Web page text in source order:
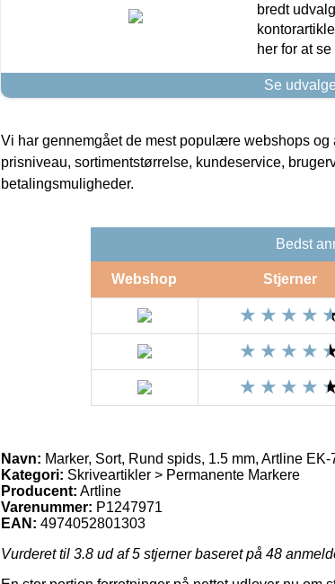
bredt
her for at
Se
Vi har gennemgået de mest populære webshops
prisniveau, sortimentstørrelse, kundeservice,
betalingsmuligheder.
Bedst
Webshop Stjerner
Navn: Marker, Sort, Rund spids, 1.5 mm, Artline EK-
Kategori: Skriveartikler > Permanente Markere
Producent: Artline
Varenummer: P1247971
EAN: 4974052801303
Vurderet til 3.8 ud af 5 stjerner baseret på 48